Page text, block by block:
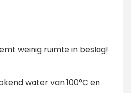
weinig ruimte in beslag!
water van 100°C en